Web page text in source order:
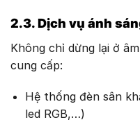
2.3. Dịch vụ ánh
Không chỉ dừng lại ở
cung cấp:
Hệ thống đèn sân
led RGB,…)